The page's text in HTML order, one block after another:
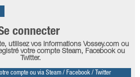
connecter
utilisez vos informations Vossey.com ou
votre compte Steam, Facebook ou
Twitter.
compte ou via Steam / Facebook / Twitter